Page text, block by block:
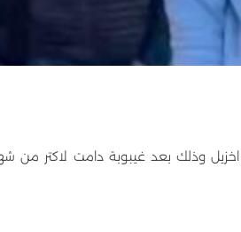
وذلك بعد غيبوبة دامت لاكتر من